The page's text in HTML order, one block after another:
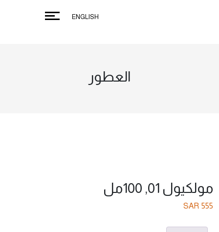
ENGLISH
العطور
مولكيول 01, 100مل
SAR 555